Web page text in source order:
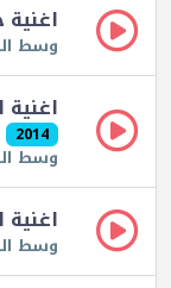
وسط
اغنية
2014
وسط
اغنية
وسط